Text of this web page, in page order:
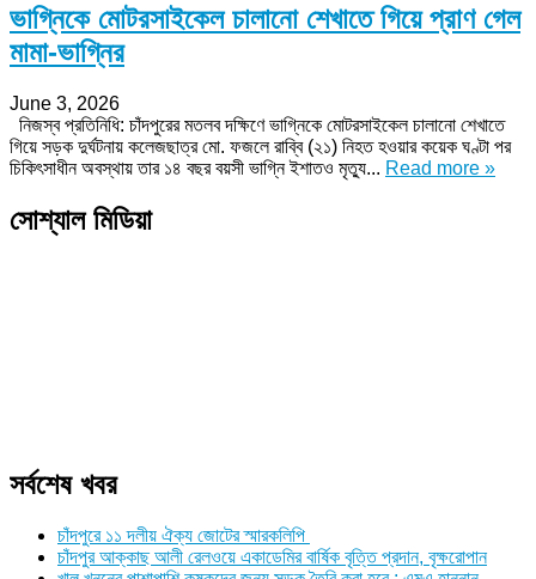
ভাগ্নিকে মোটরসাইকেল চালানো শেখাতে গিয়ে প্রাণ গেল
মামা-ভাগ্নির
June 3, 2026
নিজস্ব প্রতিনিধি: চাঁদপুরের মতলব দক্ষিণে ভাগ্নিকে মোটরসাইকেল চালানো শেখাতে
গিয়ে সড়ক দুর্ঘটনায় কলেজছাত্র মো. ফজলে রাব্বি (২১) নিহত হওয়ার কয়েক ঘণ্টা পর
চিকিৎসাধীন অবস্থায় তার ১৪ বছর বয়সী ভাগ্নি ইশাতও মৃত্যু... Read more »
সোশ্যাল মিডিয়া
সর্বশেষ খবর
চাঁদপুরে ১১ দলীয় ঐক্য জোটের স্মারকলিপি
চাঁদপুর আক্কাছ আলী রেলওয়ে একাডেমির বার্ষিক বৃত্তি প্রদান, বৃক্ষরোপান